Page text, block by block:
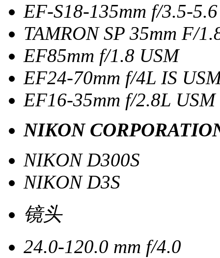
EF-S18-135mm f/3.5-
TAMRON SP 35mm F/
EF85mm f/1.8 USM
EF24-70mm f/4L IS
EF16-35mm f/2.8L USM
NIKON
NIKON D300S
NIKON D3S
镜头
24.0-120.0 mm f/4.0